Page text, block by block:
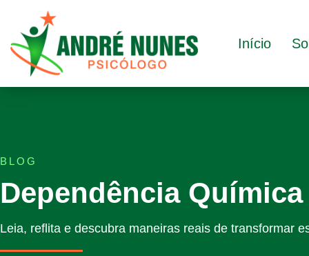
Início
BLOG
Dependência Química
Leia, reflita e descubra maneiras reais de transformar